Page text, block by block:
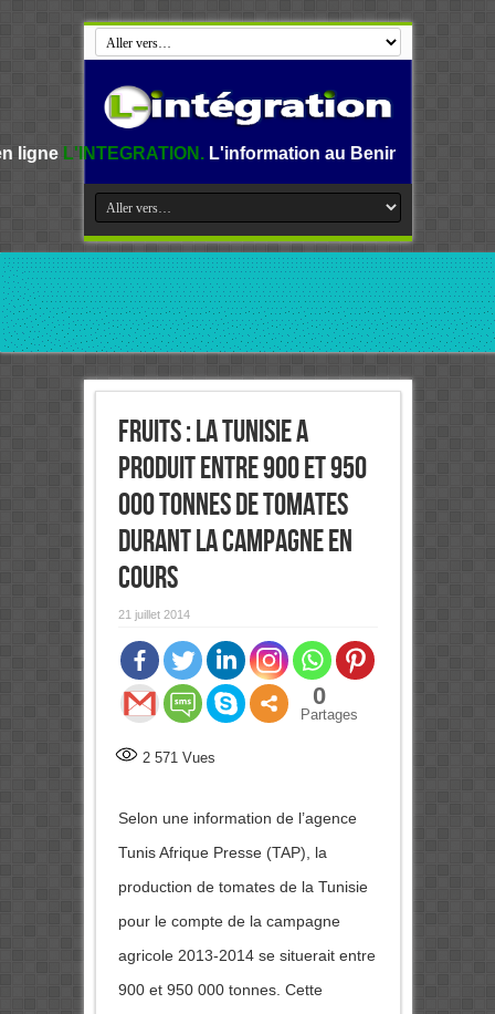
L'information au Benin, en Afrique et dans le
Fruits : La Tunisie a
produit entre 900 et 950
000 tonnes de tomates
durant la campagne en
cours
21 juillet 2014
0
Partages
2 571Vues
Selon une information de l’agence
Tunis Afrique Presse (TAP), la
production de tomates de la Tunisie
pour le compte de la campagne
agricole 2013-2014 se situerait entre
900 et 950 000 tonnes. Cette